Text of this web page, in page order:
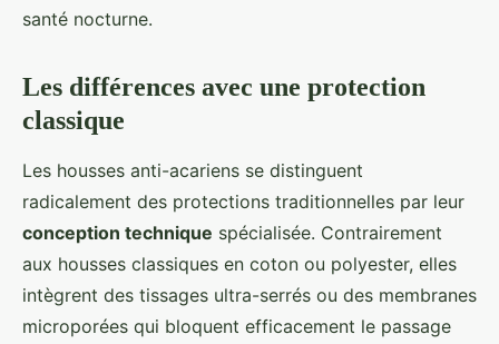
santé nocturne.
Les différences avec une protection
classique
Les housses anti-acariens se distinguent
radicalement des protections traditionnelles par leur
conception technique spécialisée. Contrairement
aux housses classiques en coton ou polyester, elles
intègrent des tissages ultra-serrés ou des membranes
microporées qui bloquent efficacement le passage